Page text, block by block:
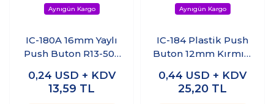
IC-180A 16mm Yaylı
Push Buton R13-507
0,24 USD + KDV
13,59 TL
IC-184 Plastik Push
Buton 12mm Kırmızı
0,44 USD + KDV
25,20 TL